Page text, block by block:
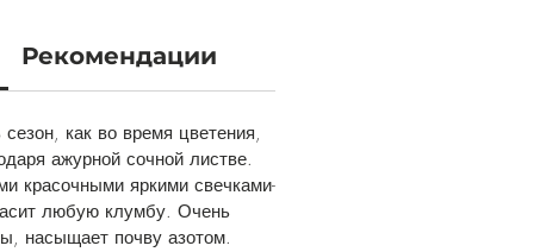
Рекомендации
как во время цветения,
ажурной сочной листве.
красочными яркими свечками-
любую клумбу. Очень
насыщает почву азотом.